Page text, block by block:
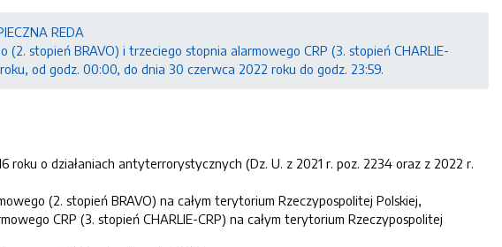
REDA
stopień BRAVO) i trzeciego stopnia alarmowego CRP (3. stopień CHARLIE-
od godz. 00:00, do dnia 30 czerwca 2022 roku do godz. 23:59.
o działaniach antyterrorystycznych (Dz. U. z 2021 r. poz. 2234 oraz z 2022 r.
(2. stopień BRAVO) na całym terytorium Rzeczypospolitej Polskiej,
CRP (3. stopień CHARLIE-CRP) na całym terytorium Rzeczypospolitej